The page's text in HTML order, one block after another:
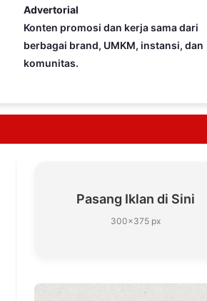
Advertorial
Konten promosi dan kerja sama dari
berbagai brand, UMKM, instansi, dan
komunitas.
Pasang Iklan di Sini
300×375 px